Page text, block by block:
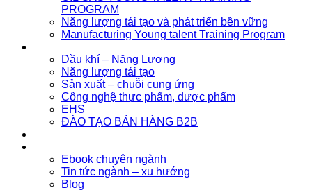
PROGRAM
Năng lượng tái tạo và phát triển bền vững
Manufacturing Young talent Training Program
Dầu khí – Năng Lượng
Năng lượng tái tạo
Sản xuất – chuỗi cung ứng
Công nghệ thực phẩm, dược phẩm
EHS
ĐÀO TẠO BÁN HÀNG B2B
Ebook chuyên ngành
Tin tức ngành – xu hướng
Blog